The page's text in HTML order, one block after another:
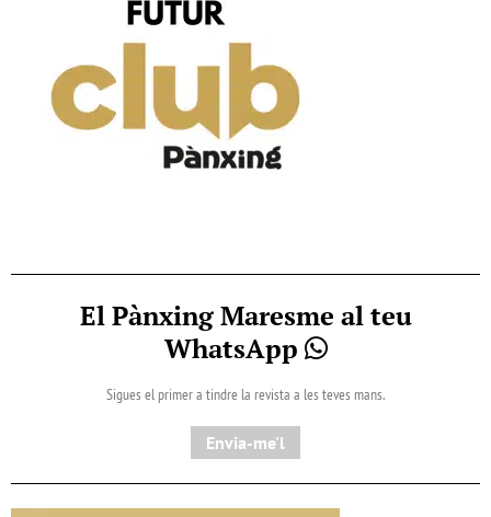
El Pànxing Maresme al teu
WhatsApp
Sigues el primer a tindre la revista a les teves mans.
Envia-me'l